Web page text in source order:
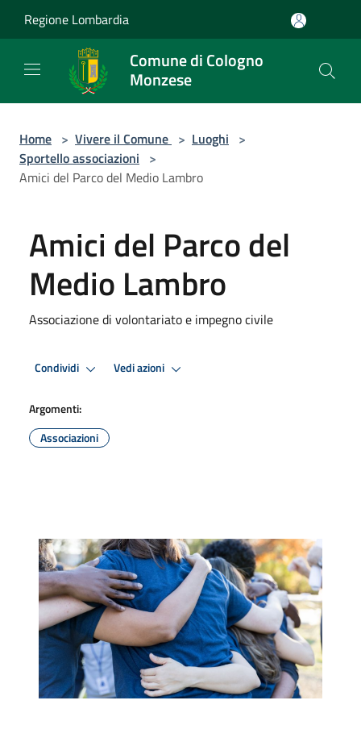
Regione Lombardia
Comune di Cologno
Monzese
Home > Vivere il Comune > Luoghi >
Sportello associazioni >
Amici del Parco del Medio Lambro
Amici del Parco del
Medio Lambro
Associazione di volontariato e impegno civile
Condividi Vedi azioni
Argomenti:
Associazioni